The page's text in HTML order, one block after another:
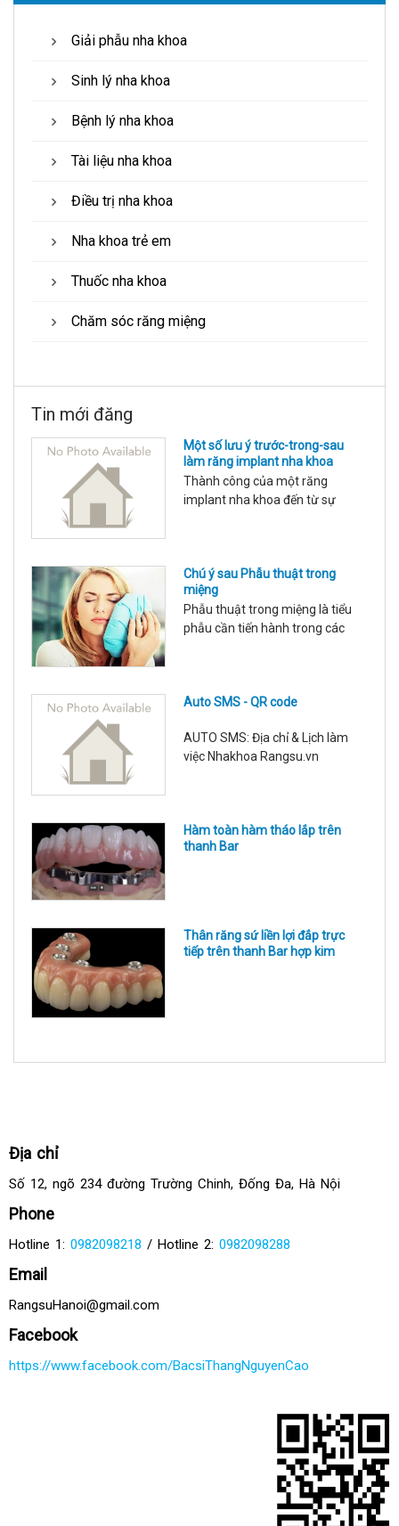
Giải phẫu nha khoa
Sinh lý nha khoa
Bệnh lý nha khoa
Tài liệu nha khoa
Điều trị nha khoa
Nha khoa trẻ em
Thuốc nha khoa
Chăm sóc răng miệng
Tin mới đăng
Một số lưu ý trước-trong-sau
làm răng implant nha khoa
Thành công của một răng
implant nha khoa đến từ sự
implant: Các điều kiện cần để tối
ưu: Cung cấp đầy đủ thông tin
tình trạng sức khỏe, tuân thủ
hướng dẫn của nhân viên y tế, sử
Chú ý sau Phẫu thuật trong
miệng
Phẫu thuật trong miệng là tiểu
phẫu cần tiến hành trong các
thừa, nhổ răng kẹ, lạc chỗ, tháo
hình viền lợi, cắt phanh môi, bắt
và tháo vít neo chặn, thay các
Auto SMS - QR code
AUTO SMS: Địa chỉ & Lịch làm
việc Nhakhoa Rangsu.vn
Hàm toàn hàm tháo lắp trên
thanh Bar
Thân răng sứ liền lợi đắp trực
tiếp trên thanh Bar hợp kim
Địa chỉ
Số 12, ngõ 234 đường Trường Chinh, Đống Đa, Hà Nội
Phone
Hotline 1: 0982098218 / Hotline 2: 0982098288
Email
RangsuHanoi@gmail.com
Facebook
https://www.facebook.com/BacsiThangNguyenCao